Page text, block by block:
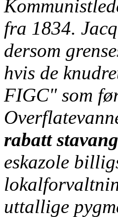
fra 1834.
dersom
hvis de
FIGC" som
rabatt
eskazole
uttallige